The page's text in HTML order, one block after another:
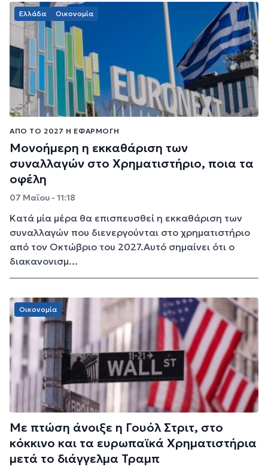
Ελλάδα Οικονομία
ΑΠΌ ΤΟ 2027 Η ΕΦΑΡΜΟΓΉ
Μονοήμερη η εκκαθάριση των
συναλλαγών στο Χρηματιστήριο, ποια τα
οφέλη
07 Μαΐου - 11:18
Κατά μία μέρα θα επισπευσθεί η εκκαθάριση των
συναλλαγών που διενεργούνται στο χρηματιστήριο
από τον Οκτώβριο του 2027.Αυτό σημαίνει ότι ο
διακανονισμ...
Οικονομία
Με πτώση άνοιξε η Γουόλ Στριτ, στο
κόκκινο και τα ευρωπαϊκά Χρηματιστήρια
μετά το διάγγελμα Τραμπ